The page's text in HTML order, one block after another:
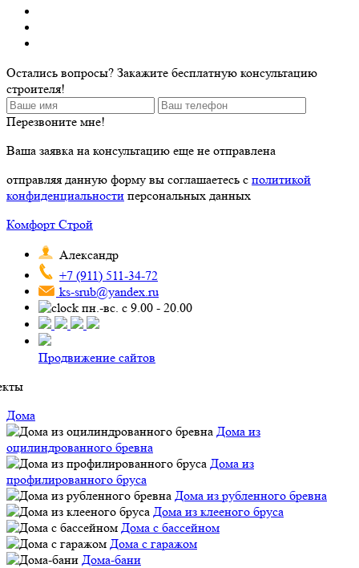
Остались вопросы? Закажите бесплатную консультацию
строителя!
Перезвоните мне!
Ваша заявка на консультацию еще не отправлена
отправляя данную форму вы соглашаетесь с политикой
конфиденциальности персональных данных
Комфорт Строй
Александр
+7 (911) 511-34-72
ks-srub@yandex.ru
пн.-вс. с 9.00 - 20.00
Продвижение сайтов
Дома
Дома из
оцилиндрованного бревна
Дома из
профилированного бруса
Дома из рубленного бревна
Дома из клееного бруса
Дома с бассейном
Дома с гаражом
Дома-бани